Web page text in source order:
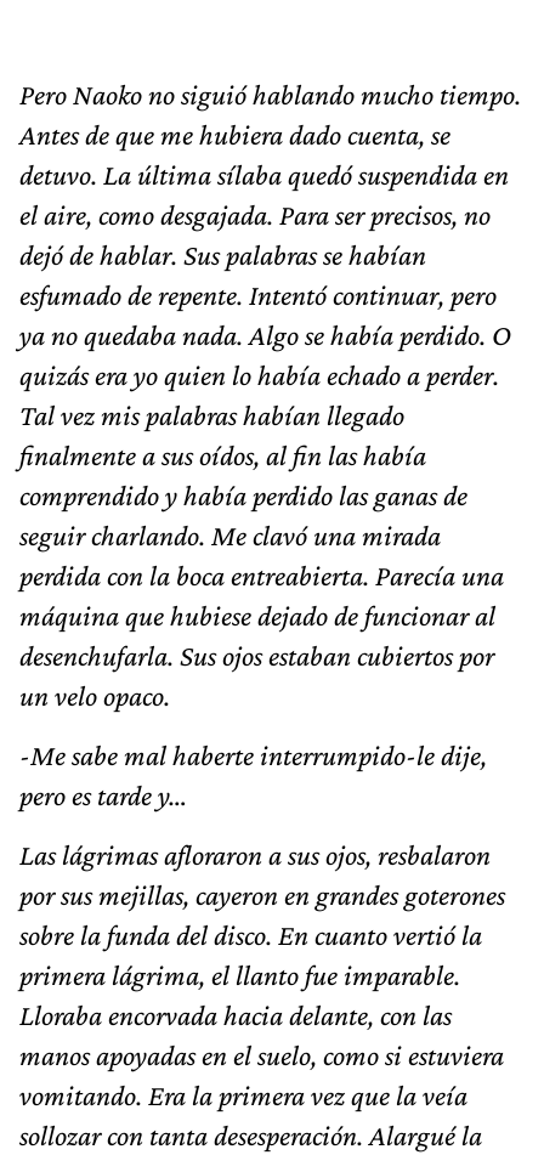
Pero Naoko no siguió hablando mucho tiempo.
Antes de que me hubiera dado cuenta, se
detuvo. La última sílaba quedó suspendida en
el aire, como desgajada. Para ser precisos, no
dejó de hablar. Sus palabras se habían
esfumado de repente. Intentó continuar, pero
ya no quedaba nada. Algo se había perdido. O
quizás era yo quien lo había echado a perder.
Tal vez mis palabras habían llegado
finalmente a sus oídos, al fin las había
comprendido y había perdido las ganas de
seguir charlando. Me clavó una mirada
perdida con la boca entreabierta. Parecía una
máquina que hubiese dejado de funcionar al
desenchufarla. Sus ojos estaban cubiertos por
un velo opaco.
-Me sabe mal haberte interrumpido-le dije,
pero es tarde y…
Las lágrimas afloraron a sus ojos, resbalaron
por sus mejillas, cayeron en grandes goterones
sobre la funda del disco. En cuanto vertió la
primera lágrima, el llanto fue imparable.
Lloraba encorvada hacia delante, con las
manos apoyadas en el suelo, como si estuviera
vomitando. Era la primera vez que la veía
sollozar con tanta desesperación. Alargué la